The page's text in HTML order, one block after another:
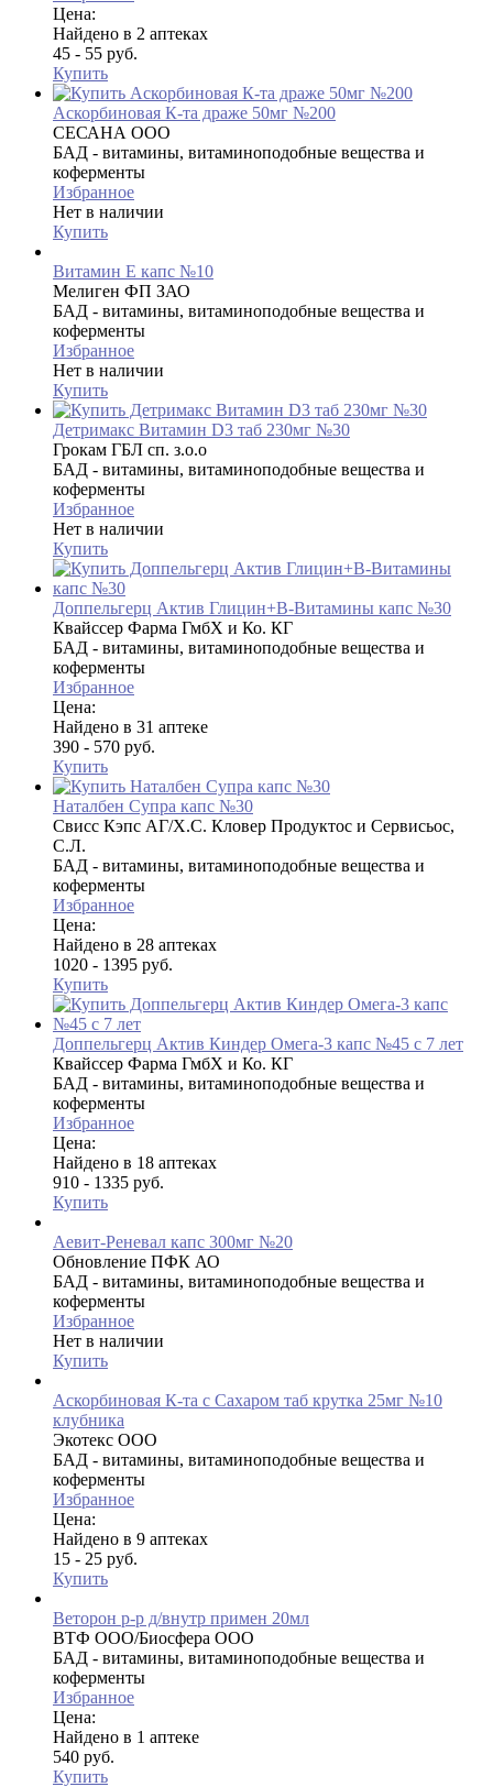
Цена:
Найдено в 2 аптеках
45 - 55 руб.
Купить
Аскорбиновая К-та драже 50мг №200
СЕСАНА ООО
БАД - витамины, витаминоподобные вещества и
коферменты
Избранное
Нет в наличии
Купить
Витамин Е капс №10
Мелиген ФП ЗАО
БАД - витамины, витаминоподобные вещества и
коферменты
Избранное
Нет в наличии
Купить
Детримакс Витамин D3 таб 230мг №30
Грокам ГБЛ сп. з.о.о
БАД - витамины, витаминоподобные вещества и
коферменты
Избранное
Нет в наличии
Купить
Доппельгерц Актив Глицин+В-Витамины капс №30
Квайссер Фарма ГмбХ и Ко. КГ
БАД - витамины, витаминоподобные вещества и
коферменты
Избранное
Цена:
Найдено в 31 аптеке
390 - 570 руб.
Купить
Наталбен Супра капс №30
Свисс Кэпс АГ/Х.С. Кловер Продуктос и Сервисьос,
С.Л.
БАД - витамины, витаминоподобные вещества и
коферменты
Избранное
Цена:
Найдено в 28 аптеках
1020 - 1395 руб.
Купить
Доппельгерц Актив Киндер Омега-3 капс №45 с 7 лет
Квайссер Фарма ГмбХ и Ко. КГ
БАД - витамины, витаминоподобные вещества и
коферменты
Избранное
Цена:
Найдено в 18 аптеках
910 - 1335 руб.
Купить
Аевит-Реневал капс 300мг №20
Обновление ПФК АО
БАД - витамины, витаминоподобные вещества и
коферменты
Избранное
Нет в наличии
Купить
Аскорбиновая К-та с Сахаром таб крутка 25мг №10
клубника
Экотекс ООО
БАД - витамины, витаминоподобные вещества и
коферменты
Избранное
Цена:
Найдено в 9 аптеках
15 - 25 руб.
Купить
Веторон р-р д/внутр примен 20мл
ВТФ ООО/Биосфера ООО
БАД - витамины, витаминоподобные вещества и
коферменты
Избранное
Цена:
Найдено в 1 аптеке
540 руб.
Купить